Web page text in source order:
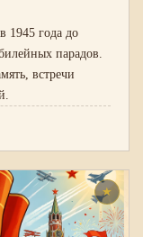
1945 года до
парадов.
встречи
★